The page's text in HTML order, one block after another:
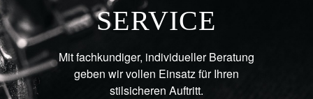
SERVICE
Mit fachkundiger, individueller Beratung
geben wir vollen Einsatz für Ihren
stilsicheren Auftritt.